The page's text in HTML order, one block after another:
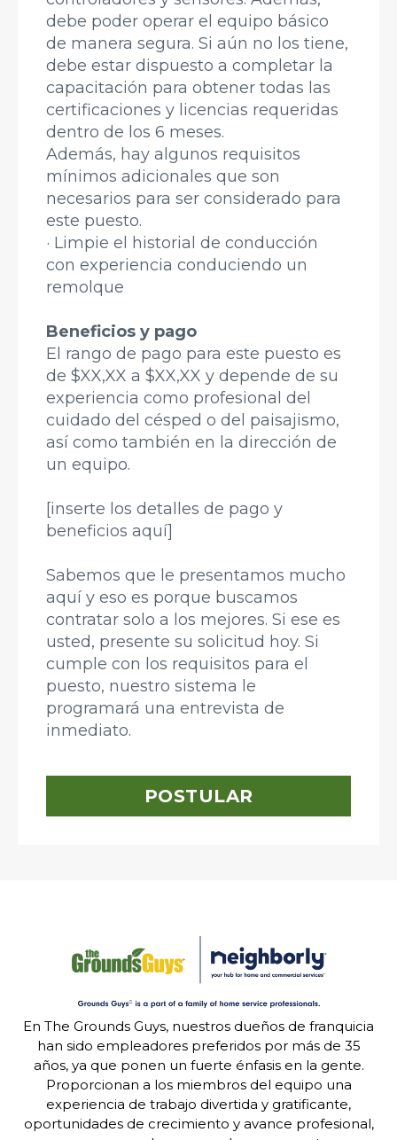
debe poder operar el equipo básico
de manera segura. Si aún no los tiene,
debe estar dispuesto a completar la
capacitación para obtener todas las
certificaciones y licencias requeridas
dentro de los 6 meses.
Además, hay algunos requisitos
mínimos adicionales que son
necesarios para ser considerado para
este puesto.
· Limpie el historial de conducción
con experiencia conduciendo un
remolque
Beneficios y pago
El rango de pago para este puesto es
de $XX,XX a $XX,XX y depende de su
experiencia como profesional del
cuidado del césped o del paisajismo,
así como también en la dirección de
un equipo.
[inserte los detalles de pago y
beneficios aquí]
Sabemos que le presentamos mucho
aquí y eso es porque buscamos
contratar solo a los mejores. Si ese es
usted, presente su solicitud hoy. Si
cumple con los requisitos para el
puesto, nuestro sistema le
programará una entrevista de
inmediato.
POSTULAR
En The Grounds Guys, nuestros dueños de franquicia
han sido empleadores preferidos por más de 35
años, ya que ponen un fuerte énfasis en la gente.
Proporcionan a los miembros del equipo una
experiencia de trabajo divertida y gratificante,
oportunidades de crecimiento y avance profesional,